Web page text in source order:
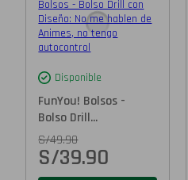
Disponible
FunYou! Bolsos -
Bolso Drill...
S/49.90
S/39.90